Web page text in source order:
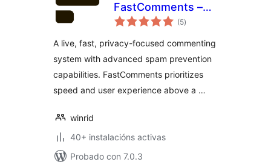
FastComments –
Live, Privacy-First
(5valoracións
totais
)
A live, fast, privacy-focused commenting
system with advanced spam prevention
capabilities. FastComments prioritizes
speed and user experience above a …
winrid
40+ instalacións activas
Probado con 7.0.3